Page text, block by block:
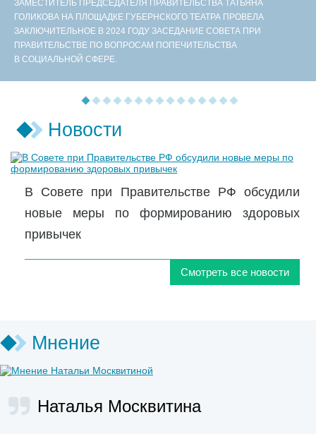
ЗАМЕСТИТЕЛЬ ПРЕДСЕДАТЕЛЯ ПРАВИТЕЛЬСТВА ТАТЬЯНА
ГОЛИКОВА НА ПЛОЩАДКЕ ГУБЕРНСКОГО ТЕАТРА ПРОВЕЛА
ЗАКЛЮЧИТЕЛЬНОЕ В 2024 ГОДУ ЗАСЕДАНИЕ СОВЕТА ПРИ
ПРАВИТЕЛЬСТВЕ ПО ВОПРОСАМ ПОПЕЧИТЕЛЬСТВА
В СОЦИАЛЬНОЙ СФЕРЕ.
Новости
В Совете при Правительстве РФ обсудили
новые меры по формированию здоровых
привычек
Смотреть все новости
Мнение
Наталья Москвитина